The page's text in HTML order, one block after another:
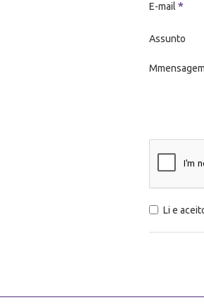
E-mail
Assunto
Mmensagem
Li e